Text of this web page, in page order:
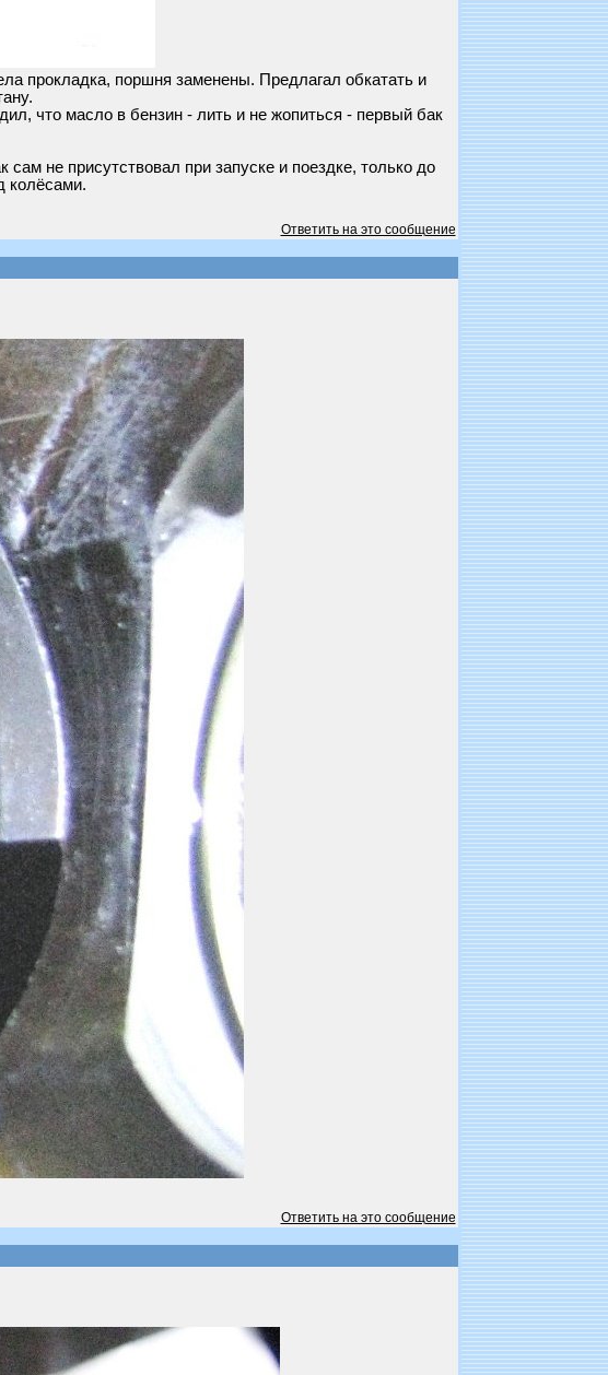
прокладка, поршня заменены. Предлагал обкатать и
что масло в бензин - лить и не жопиться - первый бак
не присутствовал при запуске и поездке, только до
колёсами.
Ответить на это сообщение
Ответить на это сообщение